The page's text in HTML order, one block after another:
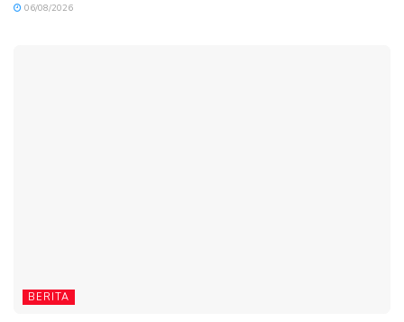
06/08/2026
BERITA